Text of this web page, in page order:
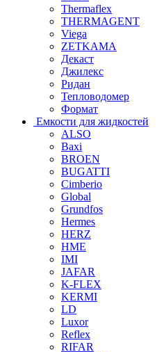
Thermaflex
THERMAGENT
Viega
ZETKAMA
Декаст
Джилекс
Ридан
Тепловодомер
Формат
Емкости для жидкостей
ALSO
Baxi
BROEN
BUGATTI
Cimberio
Global
Grundfos
Hermes
HERZ
HME
IMI
JAFAR
K-FLEX
KERMI
LD
Luxor
Reflex
RIFAR